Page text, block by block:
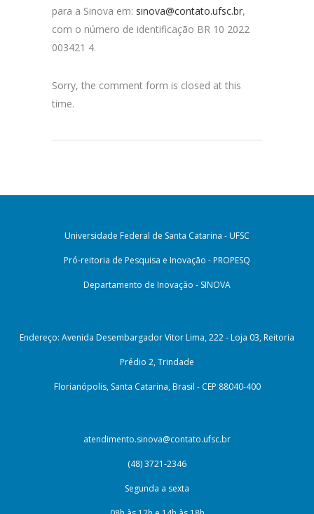
para a Sinova em: sinova@contato.ufsc.br,
com o número de identificação BR 10 2022
003421 4.
Sorry, the comment form is closed at this
time.
Universidade Federal de Santa Catarina - UFSC
Pró-reitoria de Pesquisa e Inovação - PROPESQ
Departamento de Inovação - SINOVA
Endereço: Avenida Desembargador Vitor Lima, 222 - Loja 03, Reitoria
Prédio 2, Trindade
Florianópolis, Santa Catarina, Brasil - CEP 88040-400
atendimento.sinova@contato.ufsc.br
(48) 3721-2346
Segunda a sexta